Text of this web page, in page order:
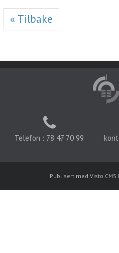
« Tilbake
Telefon : 78 47 70 99
Publisert med Visto CMS